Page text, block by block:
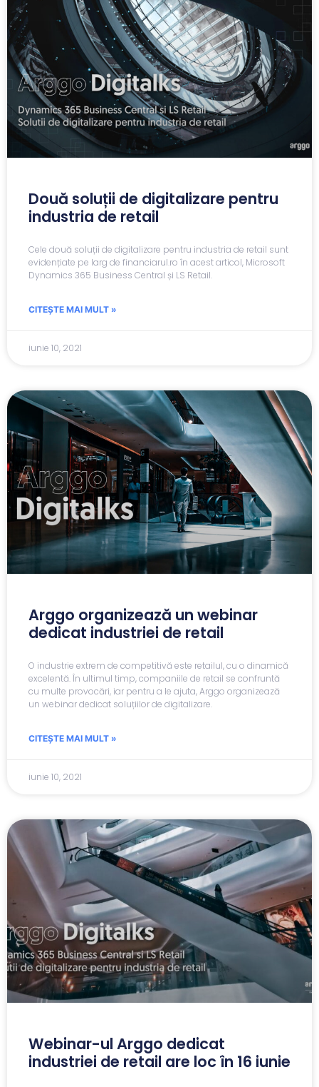
Două soluții de digitalizare pentru
industria de retail
Cele două soluții de digitalizare pentru industria de retail sunt
evidențiate pe larg de financiarul.ro în acest articol, Microsoft
Dynamics 365 Business Central și LS Retail.
CITEȘTE MAI MULT »
iunie 10, 2021
Arggo organizează un webinar
dedicat industriei de retail
O industrie extrem de competitivă este retailul, cu o dinamică
excelentă. În ultimul timp, companiile de retail se confruntă
cu multe provocări, iar pentru a le ajuta, Arggo organizează
un webinar dedicat soluțiilor de digitalizare.
CITEȘTE MAI MULT »
iunie 10, 2021
Webinar-ul Arggo dedicat
industriei de retail are loc în 16 iunie